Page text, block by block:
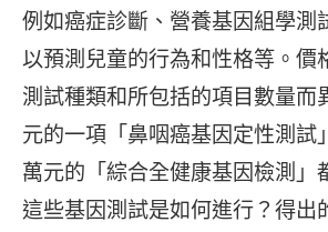
例如癌症診斷、營養基因組學測
以預測兒童的行為和性格等。價
測試種類和所包括的項目數量而
元的一項「鼻咽癌基因定性測試
萬元的「綜合全健康基因檢測」
這些基因測試是如何進行？得出